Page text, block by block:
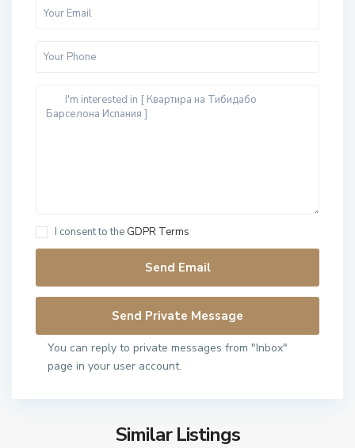
I consent to the GDPR Terms
You can reply to private messages from "Inbox"
page in your user account.
Similar Listings